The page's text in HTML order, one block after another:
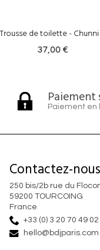
Trousse Travel - Rayée
35,00 €
Paiement
Paiement en
Contactez-nous
250 bis/2b rue du
59200 TOURCOING
France
+33 (0) 3 20 70 49 02
hello@bdjparis.com